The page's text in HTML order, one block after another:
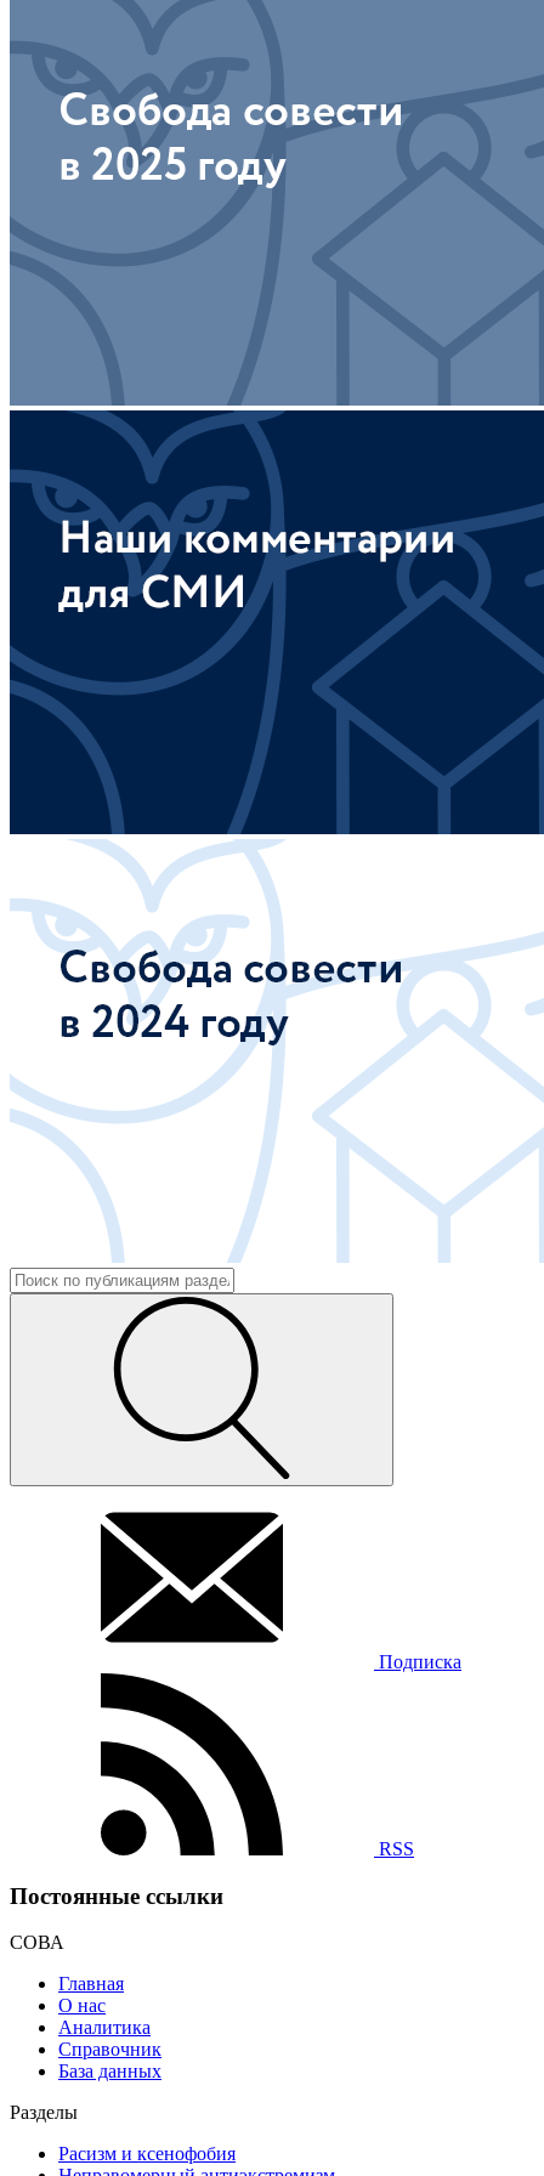
Подписка
RSS
Постоянные ссылки
СОВА
Главная
О нас
Аналитика
Справочник
База данных
Разделы
Расизм и ксенофобия